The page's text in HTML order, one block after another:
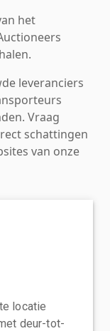
het
leveranciers
Vraag
schattingen
van onze
locatie
deur-tot-